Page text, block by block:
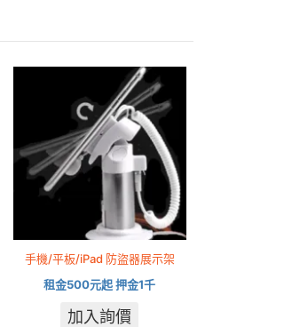
手機/平板/iPad 防盜器展示架
租金500元起 押金1千
加入詢價